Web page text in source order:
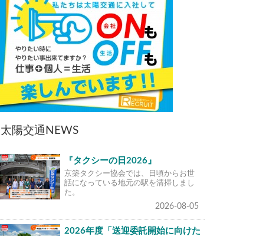
太陽交通NEWS
『タクシーの日2026』
京築タクシー協会では、日頃からお世
話になっている地元の駅を清掃しまし
た。
2026-08-05
2026年度「送迎委託開始に向けた